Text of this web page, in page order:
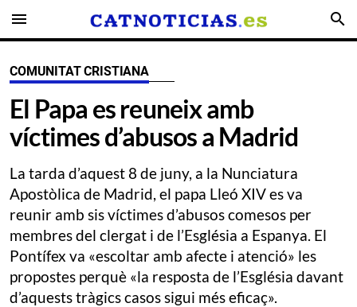
menu search
COMUNITAT CRISTIANA
El Papa es reuneix amb
víctimes d’abusos a Madrid
La tarda d’aquest 8 de juny, a la Nunciatura
Apostòlica de Madrid, el papa Lleó XIV es va
reunir amb sis víctimes d’abusos comesos per
membres del clergat i de l’Església a Espanya. El
Pontífex va «escoltar amb afecte i atenció» les
propostes perquè «la resposta de l’Església davant
d’aquests tràgics casos sigui més eficaç».